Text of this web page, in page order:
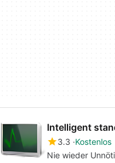
Intelligent
3.3 Kostenlos
Nie wieder